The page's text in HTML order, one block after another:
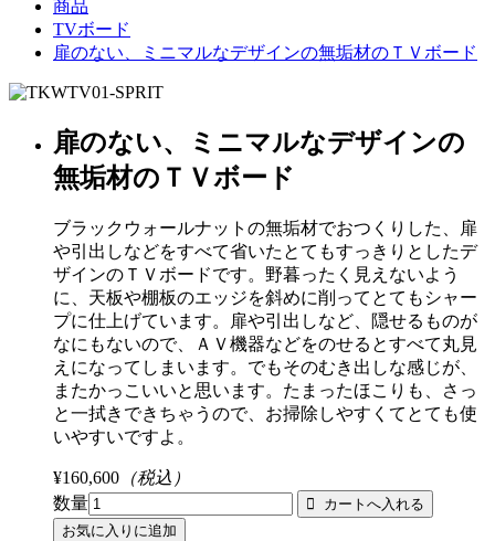
商品
TVボード
扉のない、ミニマルなデザインの無垢材のＴＶボード
扉のない、ミニマルなデザインの
無垢材のＴＶボード
ブラックウォールナットの無垢材でおつくりした、扉
や引出しなどをすべて省いたとてもすっきりとしたデ
ザインのＴＶボードです。野暮ったく見えないよう
に、天板や棚板のエッジを斜めに削ってとてもシャー
プに仕上げています。扉や引出しなど、隠せるものが
なにもないので、ＡＶ機器などをのせるとすべて丸見
えになってしまいます。でもそのむき出しな感じが、
またかっこいいと思います。たまったほこりも、さっ
と一拭きできちゃうので、お掃除しやすくてとても使
いやすいですよ。
¥160,600 （税込）
数量